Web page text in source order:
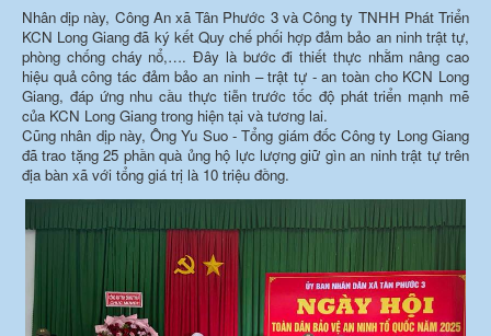
Nhân dịp này, Công An xã Tân Phước 3 và Công ty TNHH Phát Triển
KCN Long Giang đã ký kết Quy chế phối hợp đảm bảo an ninh trật tự,
phòng chống cháy nổ,…. Đây là bước đi thiết thực nhằm nâng cao
hiệu quả công tác đảm bảo an ninh – trật tự - an toàn cho KCN Long
Giang, đáp ứng nhu cầu thực tiễn trước tốc độ phát triển mạnh mẽ
của KCN Long Giang trong hiện tại và tương lai.
Cũng nhân dịp này, Ông Yu Suo - Tổng giám đốc Công ty Long Giang
đã trao tặng 25 phần quà ủng hộ lực lượng giữ gìn an ninh trật tự trên
địa bàn xã với tổng giá trị là 10 triệu đồng.